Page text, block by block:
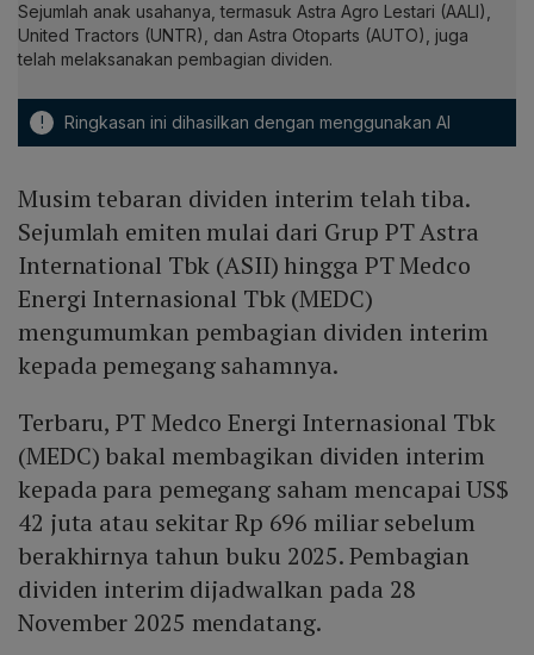
Sejumlah anak usahanya, termasuk Astra Agro Lestari (AALI),
United Tractors (UNTR), dan Astra Otoparts (AUTO), juga
telah melaksanakan pembagian dividen.
! Ringkasan ini dihasilkan dengan menggunakan AI
Musim tebaran dividen interim telah tiba.
Sejumlah emiten mulai dari Grup PT Astra
International Tbk (ASII) hingga PT Medco
Energi Internasional Tbk (MEDC)
mengumumkan pembagian dividen interim
kepada pemegang sahamnya.
Terbaru, PT Medco Energi Internasional Tbk
(MEDC) bakal membagikan dividen interim
kepada para pemegang saham mencapai US$
42 juta atau sekitar Rp 696 miliar sebelum
berakhirnya tahun buku 2025. Pembagian
dividen interim dijadwalkan pada 28
November 2025 mendatang.